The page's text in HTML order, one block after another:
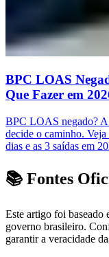
BPC LOAS
Que Fazer em
BPC LOAS negado?
decide o caminho.
dias e as 3 saídas em
📚 Fontes
Este artigo foi baseado
governo brasileiro.
garantir a veracidade